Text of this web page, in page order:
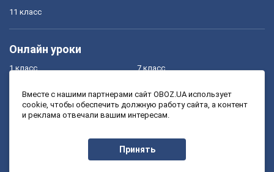
11 класс
Онлайн уроки
1 класс
3 класс
7 класс
9 класс
Вместе с нашими партнерами сайт OBOZ.UA использует
cookie, чтобы обеспечить должную работу сайта, а контент
и реклама отвечали вашим интересам.
Принять